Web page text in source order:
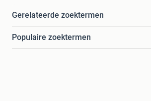
Gerelateerde zoektermen
Populaire zoektermen